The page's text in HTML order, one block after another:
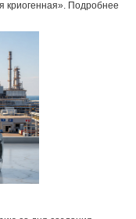
криогенная». Подробнее